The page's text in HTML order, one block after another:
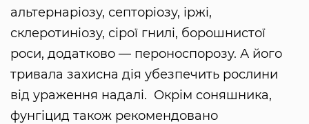
альтернаріозу, септоріозу, іржі,
склеротиніозу, сірої гнилі, борошнистої
роси, додатково — пероноспорозу. А його
тривала захисна дія убезпечить рослини
від ураження надалі. Окрім соняшника,
фунгіцид також рекомендовано